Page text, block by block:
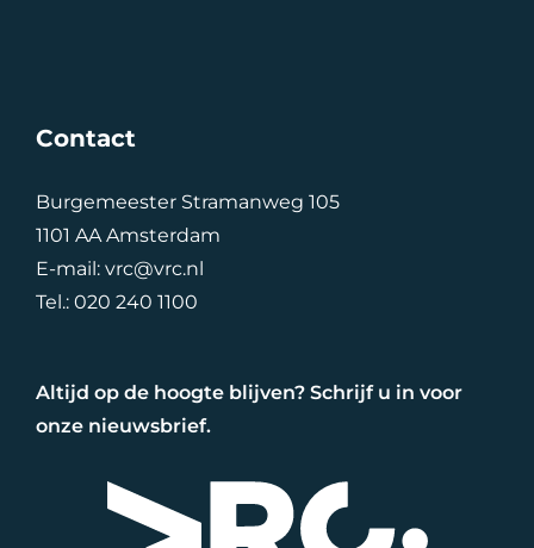
Contact
Burgemeester Stramanweg 105
1101 AA Amsterdam
E-mail:vrc@vrc.nl
Tel.:020 240 1100
Altijd op de hoogte blijven? Schrijf u in voor
onze nieuwsbrief.